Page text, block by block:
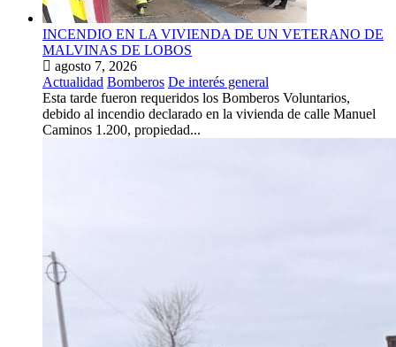
INCENDIO EN LA VIVIENDA DE UN VETERANO DE
MALVINAS DE LOBOS
agosto 7, 2026
Actualidad Bomberos De interés general
Esta tarde fueron requeridos los Bomberos Voluntarios,
debido al incendio declarado en la vivienda de calle Manuel
Caminos 1.200, propiedad...